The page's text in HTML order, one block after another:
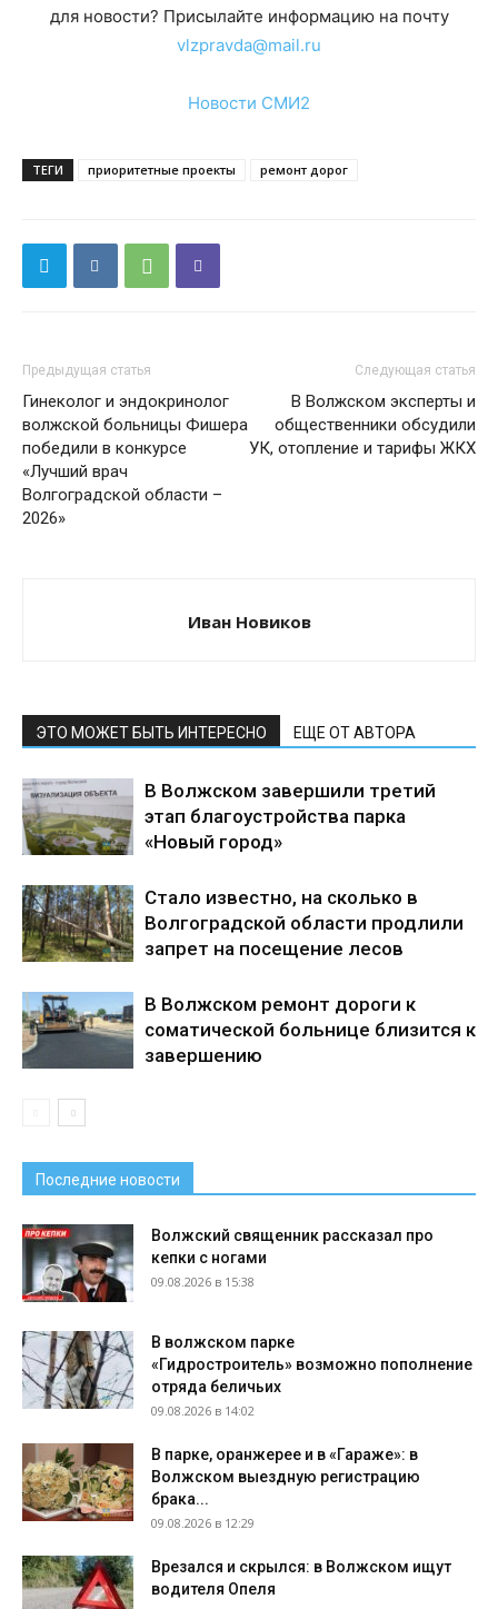
для новости? Присылайте информацию на почту
vlzpravda@mail.ru
Новости СМИ2
ТЕГИ приоритетные проекты ремонт дорог
Предыдущая статья
Гинеколог и эндокринолог
волжской больницы Фишера
победили в конкурсе
«Лучший врач
Волгоградской области –
2026»
Следующая статья
В Волжском эксперты и
общественники обсудили
УК, отопление и тарифы ЖКХ
Иван Новиков
ЭТО МОЖЕТ БЫТЬ ИНТЕРЕСНО ЕЩЕ ОТ АВТОРА
В Волжском завершили третий
этап благоустройства парка
«Новый город»
Стало известно, на сколько в
Волгоградской области продлили
запрет на посещение лесов
В Волжском ремонт дороги к
соматической больнице близится к
завершению
Последние новости
Волжский священник рассказал про
кепки с ногами
09.08.2026 в 15:38
В волжском парке
«Гидростроитель» возможно пополнение
отряда беличьих
09.08.2026 в 14:02
В парке, оранжерее и в «Гараже»: в
Волжском выездную регистрацию
брака...
09.08.2026 в 12:29
Врезался и скрылся: в Волжском ищут
водителя Опеля